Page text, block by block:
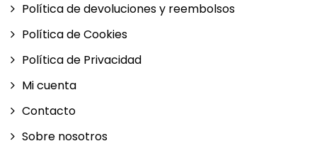
Política de devoluciones y reembolsos
Política de Cookies
Política de Privacidad
Mi cuenta
Contacto
Sobre nosotros